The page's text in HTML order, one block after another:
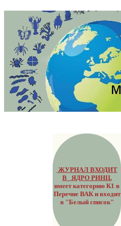
ЖУРНАЛ ВХОДИТ
В ЯДРО РИНЦ,
имеет категорию К1 в
Перечне ВАК и входит
в "Белый список"